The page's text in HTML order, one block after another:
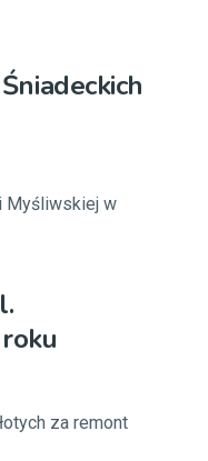
Myśliwskiej w
za remont